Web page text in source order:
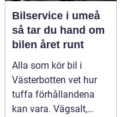
Bilservice i umeå
så tar du hand om
bilen året runt
Alla som kör bil i
Västerbotten vet hur
tuffa förhållandena
kan vara. Vägsalt,